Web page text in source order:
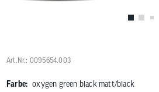
Art.Nr.: 0095654.003
Farbe: oxygen green black matt/black